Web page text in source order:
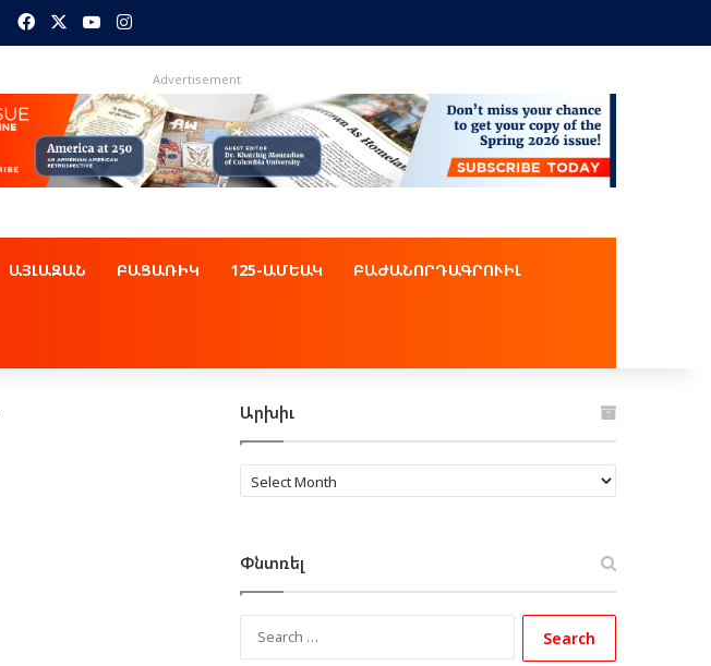
FacebookYouTubeInstagram
Advertisement
ԱՅԼԱԶԱՆ ԲԱՑԱՌԻԿ 125-ԱՄԵԱԿ ԲԱԺԱՆՈՐԴԱԳՐՈՒԻԼ
Արխիւ
Արխիւ
Փնտռել